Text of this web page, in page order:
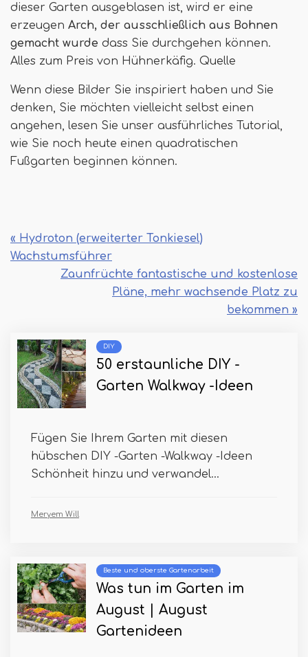
dieser Garten ausgeblasen ist, wird er eine
erzeugen Arch, der ausschließlich aus Bohnen
gemacht wurde dass Sie durchgehen können.
Alles zum Preis von Hühnerkäfig. Quelle
Wenn diese Bilder Sie inspiriert haben und Sie
denken, Sie möchten vielleicht selbst einen
angehen, lesen Sie unser ausführliches Tutorial,
wie Sie noch heute einen quadratischen
Fußgarten beginnen können.
« Hydroton (erweiterter Tonkiesel)
Wachstumsführer
Zaunfrüchte fantastische und kostenlose
Pläne, mehr wachsende Platz zu
bekommen »
DIY
50 erstaunliche DIY -
Garten Walkway -Ideen
Fügen Sie Ihrem Garten mit diesen
hübschen DIY -Garten -Walkway -Ideen
Schönheit hinzu und verwandel...
Meryem Will
Beste und oberste Gartenarbeit
Was tun im Garten im
August | August
Gartenideen